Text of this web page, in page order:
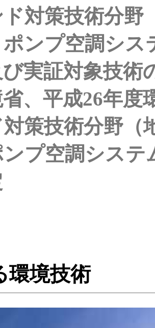
ド対策技術分野
ポンプ空調シス
実証対象技術
、平成26年度
対策技術分野（
ンプ空調シス
環境技術